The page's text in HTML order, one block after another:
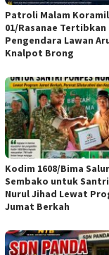
Patroli Malam Koramil
01/Rasanae Tertibkan
Pengendara Lawan
Knalpot Brong
Kodim 1608/Bima
Sembako untuk
Nurul Jihad Lewat
Jumat Berkah